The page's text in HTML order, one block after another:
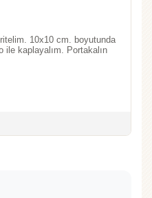
10x10 cm. boyutunda
ile kaplayalım. Portakalın